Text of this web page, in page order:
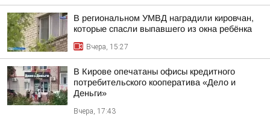
В региональном УМВД наградили кировчан,
которые спасли выпавшего из окна ребёнка
Вчера, 15:27
В Кирове опечатаны офисы кредитного
потребительского кооператива «Дело и
Деньги»
Вчера, 17:43